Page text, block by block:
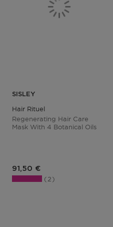
SISLEY
Hair Rituel
Regenerating Hair Care
Mask With 4 Botanical Oils
Prix du produit
91,50 €
2